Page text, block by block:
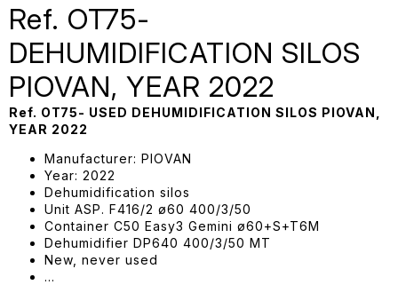
Ref. OT75-
DEHUMIDIFICATION SILOS
PIOVAN, YEAR 2022
Ref. OT75- USED DEHUMIDIFICATION SILOS PIOVAN,
YEAR 2022
Manufacturer: PIOVAN
Year: 2022
Dehumidification silos
Unit ASP. F416/2 ø60 400/3/50
Container C50 Easy3 Gemini ø60+S+T6M
Dehumidifier DP640 400/3/50 MT
New, never used
…